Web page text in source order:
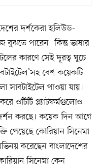
দর্শকেরা হলিউড-
পারেন। কিন্তু ভাষার
কারণে সেই দূরত্ব ঘুচে
বেশ কয়েকটি
সাবটাইটেল পাওয়া যায়।
ওটিটি প্ল্যাটফর্মগুলোও
করছে। কয়েক দিন আগে
পেয়েছে কোরিয়ান সিনেমা
অভিনয় করেছেন বাংলাদেশের
সিনেমা কেন